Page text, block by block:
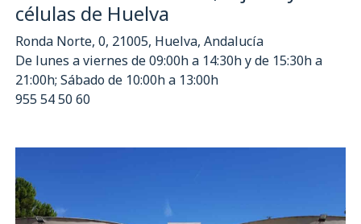
células de Huelva
Ronda Norte, 0, 21005, Huelva, Andalucía
De lunes a viernes de 09:00h a 14:30h y de 15:30h a
21:00h; Sábado de 10:00h a 13:00h
955 54 50 60